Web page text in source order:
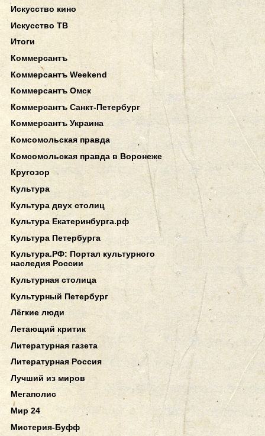
Искусство кино
Искусство ТВ
Итоги
Коммерсантъ
Коммерсантъ Weekend
Коммерсантъ Омск
Коммерсантъ Санкт-Петербург
Коммерсантъ Украина
Комсомольская правда
Комсомольская правда в Воронеже
Кругозор
Культура
Культура двух столиц
Культура Екатеринбурга.рф
Культура Петербурга
Культура.РФ: Портал культурного
наследия России
Культурная столица
Культурный Петербург
Лёгкие люди
Летающий критик
Литературная газета
Литературная Россия
Лучший из миров
Мегаполис
Мир 24
Мистерия-Буфф